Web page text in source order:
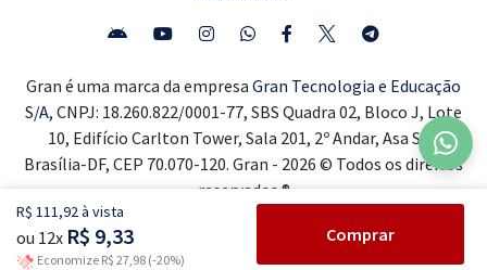
R$ 111,92 à vista
ou 12x R$ 9,33
Economize R$ 27,98 (-20%)
Comprar
Gran é uma marca da empresa Gran Tecnologia e Educação
S/A, CNPJ: 18.260.822/0001-77, SBS Quadra 02, Bloco J, Lote
10, Edifício Carlton Tower, Sala 201, 2º Andar, Asa Sul,
Brasília-DF, CEP 70.070-120. Gran - 2026 © Todos os direitos
reservados ®